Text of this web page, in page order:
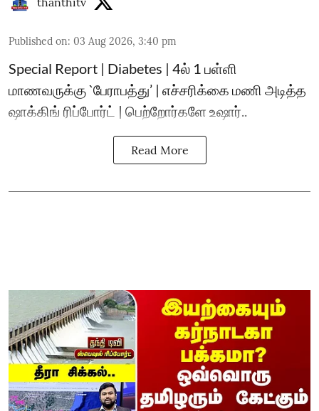
Published on: 03 Aug 2026, 3:40 pm
Special Report | Diabetes | 4ல் 1 பள்ளி
மாணவருக்கு `பேராபத்து’ | எச்சரிக்கை மணி அடித்த
ஷாக்கிங் ரிப்போர்ட் | பெற்றோர்களே உஷார்..
Read More